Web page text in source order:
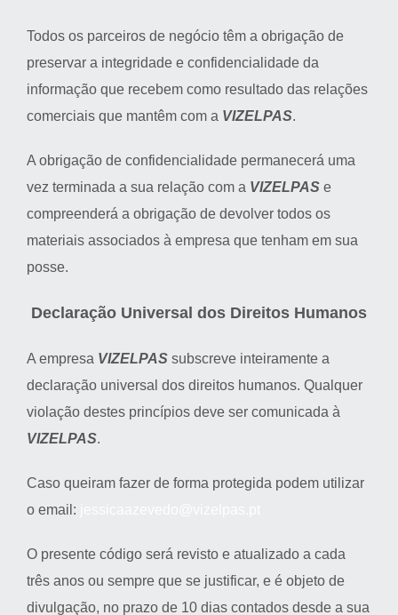
Todos os parceiros de negócio têm a obrigação de
preservar a integridade e confidencialidade da
informação que recebem como resultado das relações
comerciais que mantêm com a VIZELPAS.
A obrigação de confidencialidade permanecerá uma
vez terminada a sua relação com a VIZELPASe
compreenderá a obrigação de devolver todos os
materiais associados à empresa que tenham em sua
posse.
Declaração Universal dos Direitos Humanos
A empresa VIZELPASsubscreve inteiramente a
declaração universal dos direitos humanos. Qualquer
violação destes princípios deve ser comunicada à
VIZELPAS.
Caso queiram fazer de forma protegida podem utilizar
o email:
O presente código será revisto e atualizado a cada
três anos ou sempre que se justificar, e é objeto de
divulgação, no prazo de 10 dias contados desde a sua